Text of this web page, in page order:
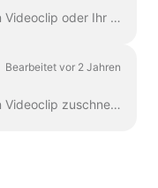
In Wave.video können Sie Ihren Videoclip oder Ihr Bild zuschneiden. Diese Funktion funktioniert für Videoclips/Bilder, die Sie in den Videomacher hochladen, und für solche, die Sie...
Bearbeitet vor 2 Jahren
In Wave.video können Sie Ihren Videoclip zuschneiden. Diese Funktion funktioniert sowohl für Ihre eigenen Videoclips, die Sie in den Videomacher hochladen, als auch für die, die Sie...